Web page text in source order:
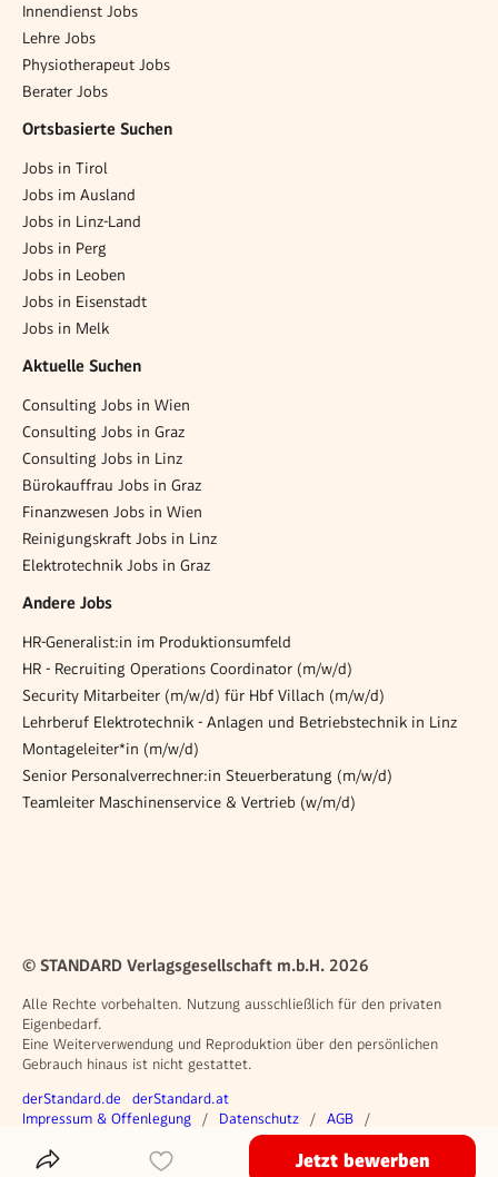
Innendienst Jobs
Lehre Jobs
Physiotherapeut Jobs
Berater Jobs
Ortsbasierte Suchen
Jobs in Tirol
Jobs im Ausland
Jobs in Linz-Land
Jobs in Perg
Jobs in Leoben
Jobs in Eisenstadt
Jobs in Melk
Aktuelle Suchen
Consulting Jobs in Wien
Consulting Jobs in Graz
Consulting Jobs in Linz
Bürokauffrau Jobs in Graz
Finanzwesen Jobs in Wien
Reinigungskraft Jobs in Linz
Elektrotechnik Jobs in Graz
Andere Jobs
HR-Generalist:in im Produktionsumfeld
HR - Recruiting Operations Coordinator (m/w/d)
Security Mitarbeiter (m/w/d) für Hbf Villach (m/w/d)
Lehrberuf Elektrotechnik - Anlagen und Betriebstechnik in Linz
Montageleiter*in (m/w/d)
Senior Personalverrechner:in Steuerberatung (m/w/d)
Teamleiter Maschinenservice & Vertrieb (w/m/d)
Das Inserat Teilen Jetzt bewerben
© STANDARD Verlagsgesellschaft m.b.H. 2026
Alle Rechte vorbehalten. Nutzung ausschließlich für den privaten
Eigenbedarf.
Eine Weiterverwendung und Reproduktion über den persönlichen
Gebrauch hinaus ist nicht gestattet.
Weitere Angebote
derStandard.de derStandard.at
Rechtliches
Impressum & Offenlegung Datenschutz
AGB